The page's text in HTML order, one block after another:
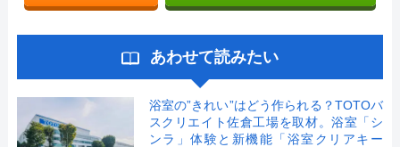
あわせて読みたい
浴室の”きれい”はどう作られる？TOTOバ
スクリエイト佐倉工場を取材。浴室「シ
ンラ」体験と新機能「浴室クリアキー